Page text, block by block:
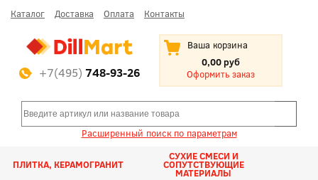
Каталог Доставка Оплата Контакты
+7(495) 748-93-26
Ваша корзина
0,00 руб
Оформить заказ
Расширенный поиск по параметрам
ПЛИТКА, КЕРАМОГРАНИТ
СУХИЕ СМЕСИ И
СОПУТСТВУЮЩИЕ
МАТЕРИАЛЫ